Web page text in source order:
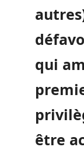
qui
être